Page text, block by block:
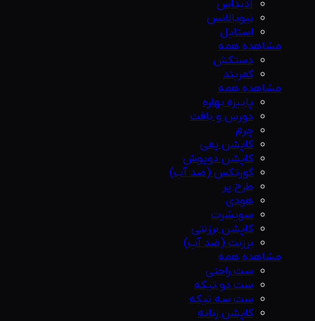
آدیداس
نیوبالانس
استایل
مشاهده همه
دستکش
کمربند
مشاهده همه
پاییزه بهاره
دورس و بافت
چرم
کاپشن پفی
کاپشن دوپوش
گورتکس (ضد آب)
طرح پر
هودی
سویشرت
کاپشن برزنتی
برزنت (ضد آب)
مشاهده همه
ست راحتی
ست دو تیکه
ست سه تیکه
کاپشن زنانه